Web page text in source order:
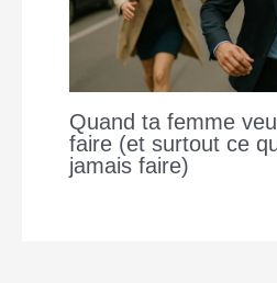
Quand ta femme
faire (et surtout ce
jamais faire)